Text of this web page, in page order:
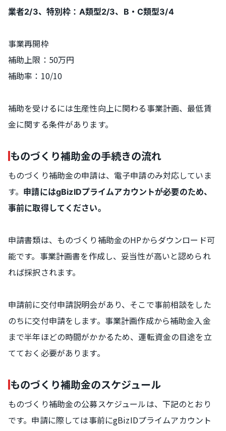
業者2/3、特別枠：A類型2/3、B・C類型3/4
事業再開枠
補助上限：50万円
補助率：10/10
補助を受けるには生産性向上に関わる事業計画、最低賃
金に関する条件があります。
ものづくり補助金の手続きの流れ
ものづくり補助金の申請は、電子申請のみ対応していま
す。 申請にはgBizIDプライムアカウントが必要のため、
事前に取得してください。
申請書類は、ものづくり補助金のHPからダウンロード可
能です。事業計画書を作成し、妥当性が高いと認められ
れば採択されます。
申請前に交付申請説明会があり、そこで事前相談をした
のちに交付申請をします。事業計画作成から補助金入金
まで半年ほどの時間がかかるため、運転資金の目途を立
てておく必要があります。
ものづくり補助金のスケジュール
ものづくり補助金の公募スケジュールは、下記のとおり
です。申請に際しては事前にgBizIDプライムアカウント